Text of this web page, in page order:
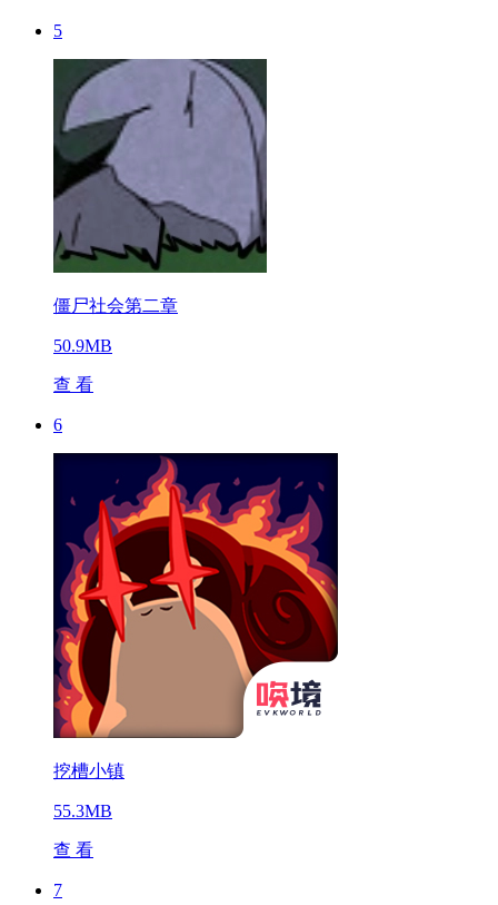
5
僵尸社会第二章
50.9MB
查 看
6
挖槽小镇
55.3MB
查 看
7